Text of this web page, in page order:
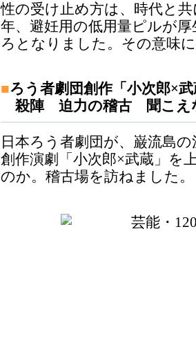
性の受け止め方は、時代と
年、避妊用の低用量ピルが
ろとなりました。その意味
■ろう者劇団創作「小次郎×
殺陣 迫力の稽古 聞こえ
日本ろう者劇団が、巌流島
創作演劇「小次郎×武蔵」を
のか。稽古場を訪ねました。